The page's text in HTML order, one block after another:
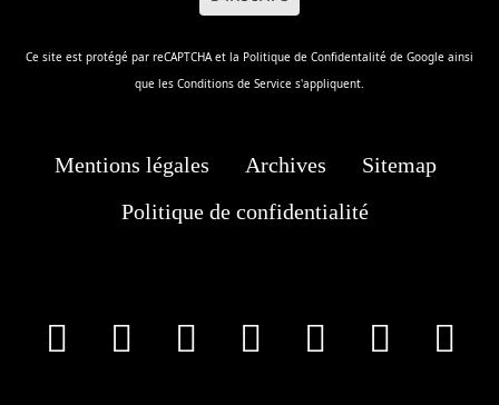
Ce site est protégé par reCAPTCHA et la Politique de Confidentalité de Google ainsi
que les Conditions de Service s'appliquent.
Mentions légales Archives
Sitemap
Politique de confidentialité
facebookInstagram
Youtube
Tik Tok